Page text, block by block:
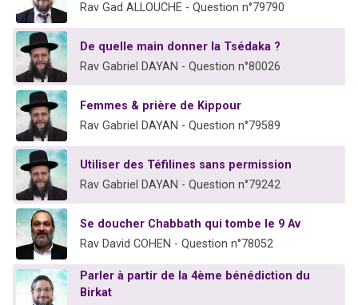
Rav Gad ALLOUCHE - Question n°79790
De quelle main donner la Tsédaka ?
Rav Gabriel DAYAN - Question n°80026
Femmes & prière de Kippour
Rav Gabriel DAYAN - Question n°79589
Utiliser des Téfilines sans permission
Rav Gabriel DAYAN - Question n°79242
Se doucher Chabbath qui tombe le 9 Av
Rav David COHEN - Question n°78052
Parler à partir de la 4ème bénédiction du
Birkat